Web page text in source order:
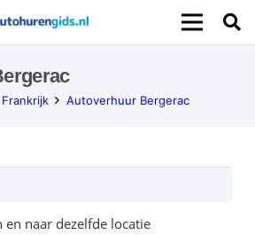
Autoverhuur Bergerac
en naar dezelfde locatie